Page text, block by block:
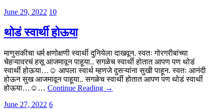
June 29, 2022 10
थोडं स्वार्थी होऊया
माणुसकीचा धर्म क्षणोक्षणी स्वार्थी दुनियेला दाखवून. स्वतः गोरगरीबांच्या
चेहऱ्यावरचं हसू आजमावून पाहूया.. सगळेच स्वार्थी होतात आपण पण थोडं
स्वार्थी होऊया…☺️ आपला स्वार्थ म्हणजे दुसऱ्यांना सुखी पाहून. स्वतः आनंदी
होऊन सुख आजमावून पाहूया.. सगळेच स्वार्थी होतात आपण पण थोडं स्वार्थी
होऊया…☺️… Continue Reading →
June 27, 2022 6